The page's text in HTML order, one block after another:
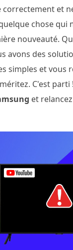
et
chose qui
nouveauté.
avons des
simples et vous
C'est parti !
et